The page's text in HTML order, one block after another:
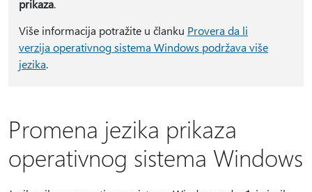
prikaza.
Više informacija potražite u članku Provera da li
verzija operativnog sistema Windows podržava više
jezika.
Promena jezika prikaza
operativnog sistema Windows